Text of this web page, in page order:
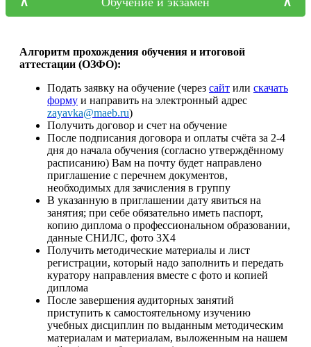
Алгоритм прохождения обучения и итоговой
аттестации (ОЗФО):
Подать заявку на обучение (через сайт или скачать
форму и направить на электронный адрес
zayavka@maeb.ru)
Получить договор и счет на обучение
После подписания договора и оплаты счёта за 2-4
дня до начала обучения (согласно утверждённому
расписанию) Вам на почту будет направлено
приглашение с перечнем документов,
необходимых для зачисления в группу
В указанную в приглашении дату явиться на
занятия; при себе обязательно иметь паспорт,
копию диплома о профессиональном образовании,
данные СНИЛС, фото 3Х4
Получить методические материалы и лист
регистрации, который надо заполнить и передать
куратору направления вместе с фото и копией
диплома
После завершения аудиторных занятий
приступить к самостоятельному изучению
учебных дисциплин по выданным методическим
материалам и материалам, выложенным на нашем